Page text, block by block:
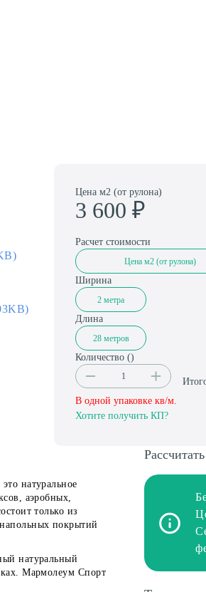
Цена м2 (от рулона)
3 600 ₽
Расчет стоимости
Цена м2 (от рулона)
Ширина
2 метра
Длина
28 метров
Количество ()
В одной упаковке кв/м.
Хотите получить КП?
натуральное
аэробных,
только из
покрытий
натуральный
Мармолеум Спорт